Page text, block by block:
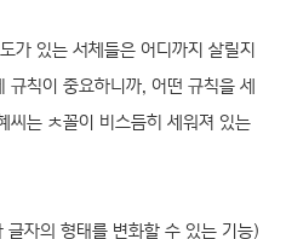
가 있는 서체들은 어디까지 살릴지
규칙이 중요하니까, 어떤 규칙을 세
씨는 ㅊ꼴이 비스듬히 세워져 있는
자의 형태를 변화할 수 있는 기능)